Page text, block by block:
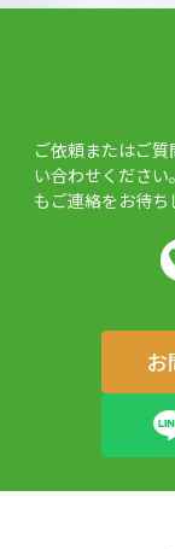
ご依頼またはご
い合わせくださ
もご連絡をお待ち